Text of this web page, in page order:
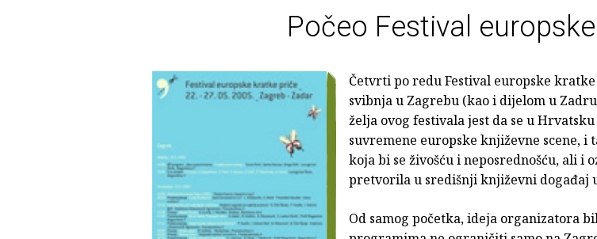
Počeo Festival
Četvrti po redu Festival europske kratke
svibnja u Zagrebu (kao i dijelom u
želja ovog festivala jest da se u
suvremene europske književne scene,
koja bi se živošću i neposrednošću, ali i
pretvorila u središnji književni događaj
Od samog početka, ideja organizatora